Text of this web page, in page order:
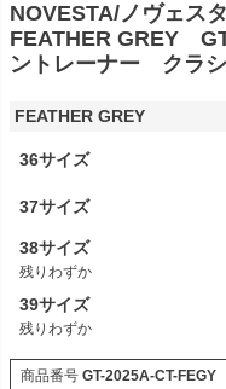
NOVESTA/ノヴェス
FEATHER GREY
ントレーナー クラ
FEATHER GREY
36サイズ
37サイズ
38サイズ
残りわずか
39サイズ
残りわずか
商品番号 GT-2025A-CT-FEGY